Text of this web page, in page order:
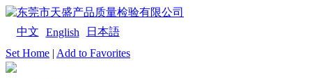
中文 English
日本語
Set Home | Add to Favorites